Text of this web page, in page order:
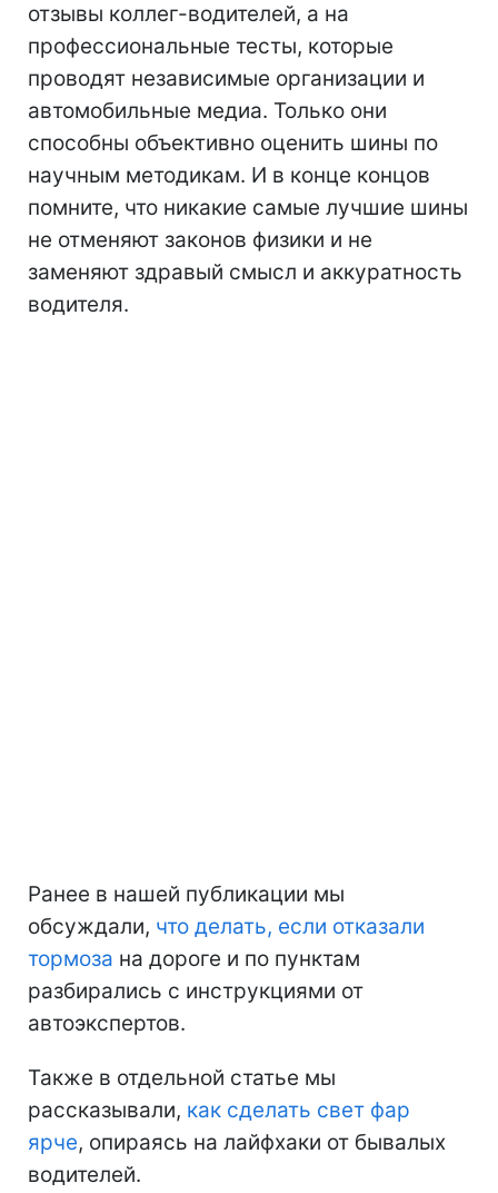
отзывы коллег-водителей, а на
профессиональные тесты, которые
проводят независимые организации и
автомобильные медиа. Только они
способны объективно оценить шины по
научным методикам. И в конце концов
помните, что никакие самые лучшие шины
не отменяют законов физики и не
заменяют здравый смысл и аккуратность
водителя.
Ранее в нашей публикации мы
обсуждали, что делать, если отказали
тормоза на дороге и по пунктам
разбирались с инструкциями от
автоэкспертов.
Также в отдельной статье мы
рассказывали, как сделать свет фар
ярче, опираясь на лайфхаки от бывалых
водителей.